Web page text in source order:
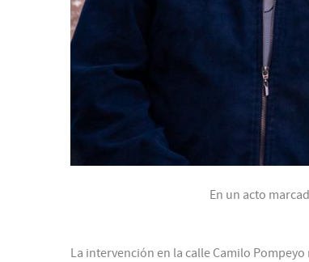
En un acto
La intervención en la calle Camilo